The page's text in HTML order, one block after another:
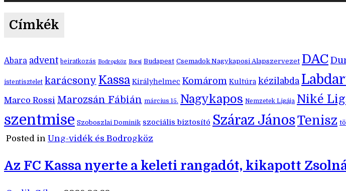
Címkék
Abara advent beiratkozás Bodrogköz Borsi Budapest Csemadok Nagykaposi Alapszervezet DAC
istentisztelet karácsony Kassa Királyhelmec Komárom Kultúra kézilabda
Marco Rossi Marozsán Fábián március 15. Nagykapos Nemzetek Ligája Niké
szentmise Szoboszlai Dominik szociális biztosító Száraz JánosTenisz
Posted in Ung-vidék és Bodrogköz
Az FC Kassa nyerte a keleti rangadót, kikapott